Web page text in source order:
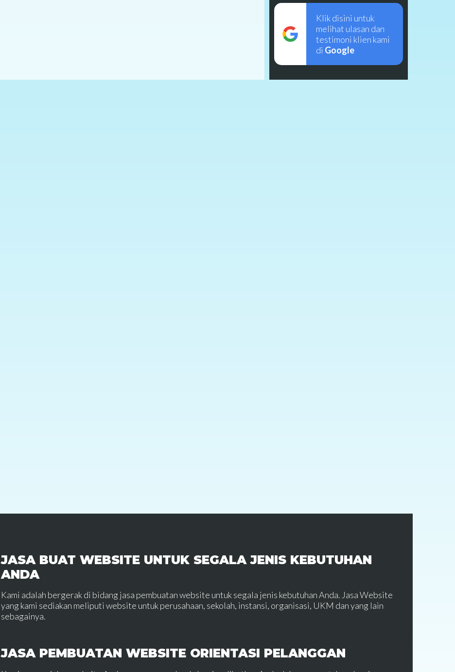
Klik disini untuk
melihat ulasan dan
testimoni klien kami
di Google
JASA BUAT WEBSITE UNTUK SEGALA JENIS KEBUTUHAN
ANDA
Kami adalah bergerak di bidang jasa pembuatan website untuk segala jenis kebutuhan Anda. Jasa Website
yang kami sediakan meliputi website untuk perusahaan, sekolah, instansi, organisasi, UKM dan yang lain
sebagainya.
JASA PEMBUATAN WEBSITE ORIENTASI PELANGGAN